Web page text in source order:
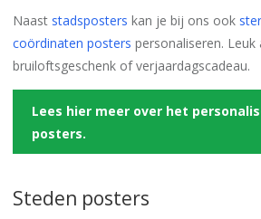
Naast stadsposters kan je bij ons ook
coördinaten posters personaliseren. Leuk
bruiloftsgeschenk of verjaardagscadeau.
Lees hier meer over het
posters.
Steden posters